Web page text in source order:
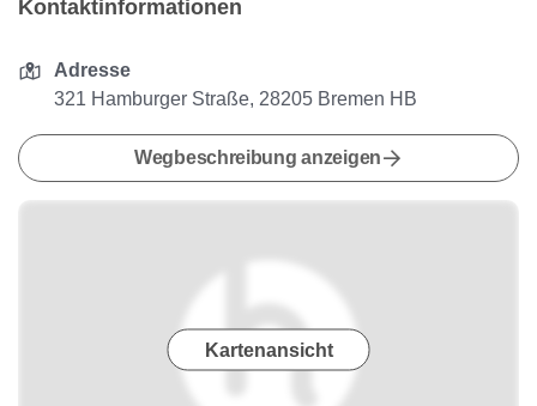
Kontaktinformationen
Adresse
321 Hamburger Straße, 28205 Bremen HB
Wegbeschreibung anzeigen
Kartenansicht